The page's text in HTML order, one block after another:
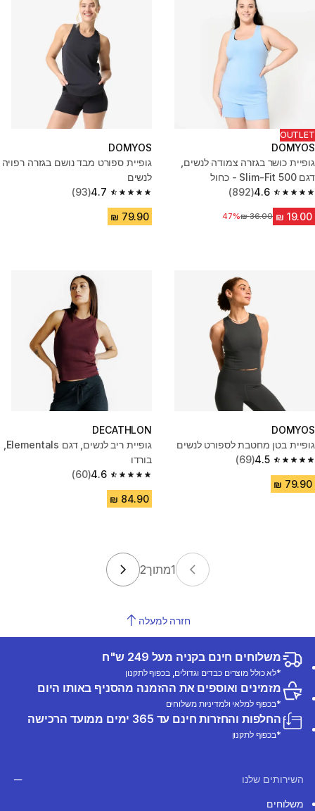
OUTLET
DOMYOS
גופיית כושר בגזרה צמודה לנשים,
דגם Slim-Fit 500 - כחול
4.6
4.6 out of 5 stars from 892 reviews
(892)
מחיר לפני הנחה‏36.00 ₪
47%
DOMYOS
גופיית ספורט מבד נושם בגזרה רפויה
לנשים
4.7
4.7 out of 5 stars from 93 reviews
(93)
DOMYOS
גופיית בטן מחטבת לספורט לנשים
4.5
4.5 out of 5 stars from 69 reviews
(69)
DECATHLON
בורדו
4.6
4.6 out of 5 stars from 60 reviews
(60)
1מתוך2
חזרה למעלה
משלוחים חינם בקניה מעל 249 ש"ח
*לא כולל מוצרים כבדים וגדולים, בכפוף לתקנון
מזמינים ואוספים את ההזמנה מהסניף באותו היום
*בכפוף למלאי ולמדיניות משלוחים
החלפות והחזרות חינם עד 365 ימים ממועד הרכישה
*בכפוף לתקנון
השירותים שלנו
משלוחים